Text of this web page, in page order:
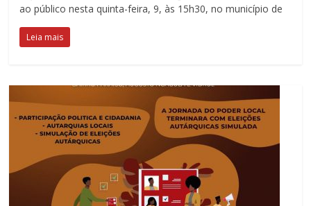
ao público nesta quinta-feira, 9, às 15h30, no município de
Leia mais